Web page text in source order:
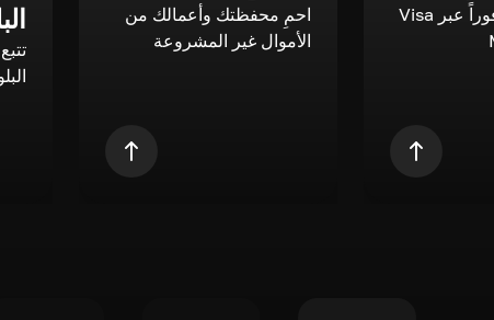
اشترِ الكريبتو فوراً عبر Visa
احمِ محفظتك وأعمالك من
الأموال غير المشروعة